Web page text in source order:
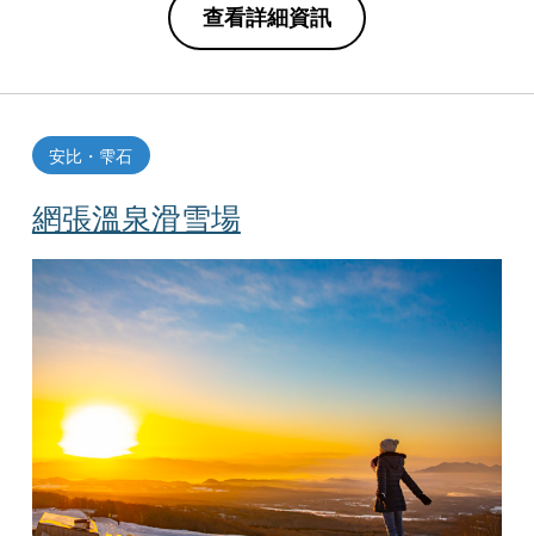
查看詳細資訊
網張溫泉滑雪場
安比・雫石